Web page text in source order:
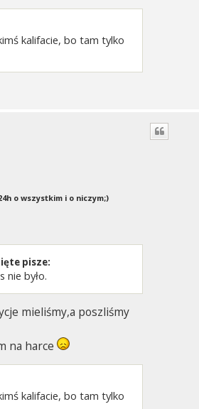
kalifacie, bo tam tylko
o wszystkim i o niczym;)
pisze:
nie było.
mieliśmy,a poszliśmy
na harce
kalifacie, bo tam tylko